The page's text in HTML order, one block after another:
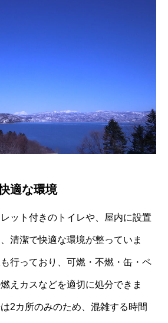
適な環境
ット付きのトイレや、屋内に設置
清潔で快適な環境が整っていま
行っており、可燃・不燃・缶・ペ
えカスなどを適切に処分できま
2カ所のみのため、混雑する時間